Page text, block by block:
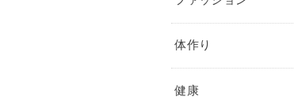
体作り
健康